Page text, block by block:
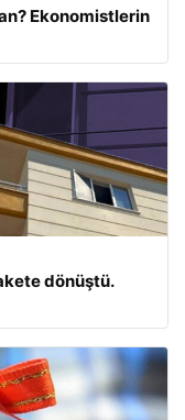
Ekonomistlerin
dönüştü.